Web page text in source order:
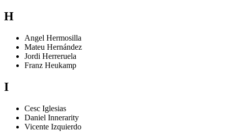
H
Angel Hermosilla
Mateu Hernández
Jordi Herreruela
Franz Heukamp
I
Cesc Iglesias
Daniel Innerarity
Vicente Izquierdo